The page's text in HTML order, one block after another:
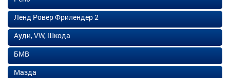
Ленд Ровер Фрилендер 2
Ауди, VW, Шкода
БМВ
Мазда